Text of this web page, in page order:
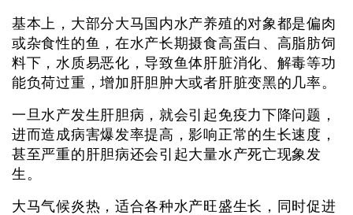
基本上，大部分大马国内水产养殖的对象都是偏肉
或杂食性的鱼，在水产长期摄食高蛋白、高脂肪饲
料下，水质易恶化，导致鱼体肝脏消化、解毒等功
能负荷过重，增加肝胆肿大或者肝脏变黑的几率。
一旦水产发生肝胆病，就会引起免疫力下降问题，
进而造成病害爆发率提高，影响正常的生长速度，
甚至严重的肝胆病还会引起大量水产死亡现象发
生。
大马气候炎热，适合各种水产旺盛生长，同时促进